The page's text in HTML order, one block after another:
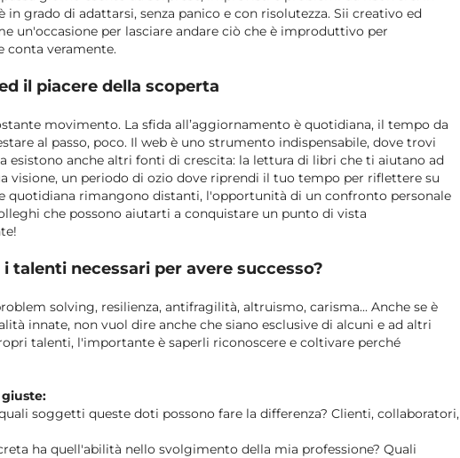
grado di adattarsi, senza panico e con risolutezza. Sii creativo ed
un'occasione per lasciare andare ciò che è improduttivo per
conta veramente.
il piacere della scoperta
movimento. La sfida all’aggiornamento è quotidiana, il tempo da
al passo, poco. Il web è uno strumento indispensabile, dove trovi
esistono anche altri fonti di crescita: la lettura di libri che ti aiutano ad
visione, un periodo di ozio dove riprendi il tuo tempo per riflettere su
quotidiana rimangono distanti, l'opportunità di un confronto personale
che possono aiutarti a conquistare un punto di vista
talenti necessari per avere successo?
solving, resilienza, antifragilità, altruismo, carisma... Anche se è
innate, non vuol dire anche che siano esclusive di alcuni e ad altri
talenti, l'importante è saperli riconoscere e coltivare perché
soggetti queste doti possono fare la differenza? Clienti, collaboratori,
ha quell'abilità nello svolgimento della mia professione? Quali